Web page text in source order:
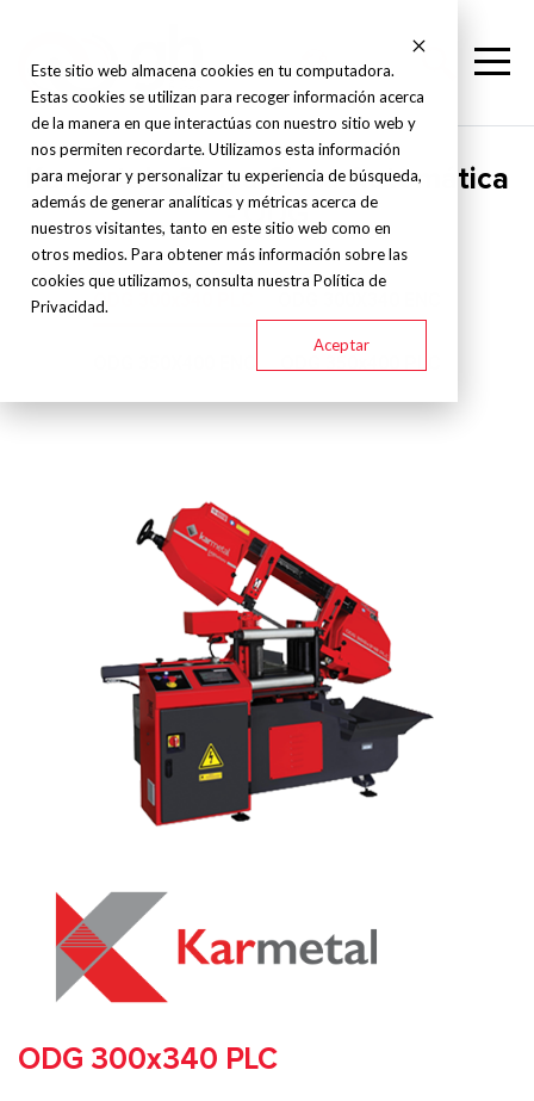
Este sitio web almacena cookies en tu computadora.
Estas cookies se utilizan para recoger información acerca
de la manera en que interactúas con nuestro sitio web y
nos permiten recordarte. Utilizamos esta información
para mejorar y personalizar tu experiencia de búsqueda,
además de generar analíticas y métricas acerca de
nuestros visitantes, tanto en este sitio web como en
otros medios. Para obtener más información sobre las
cookies que utilizamos, consulta nuestra Política de
Privacidad.
Aceptar
Karmetal - Sierra Cinta Automática
- ODG
ODG 300x340 PLC
ODG 300x340 PLC